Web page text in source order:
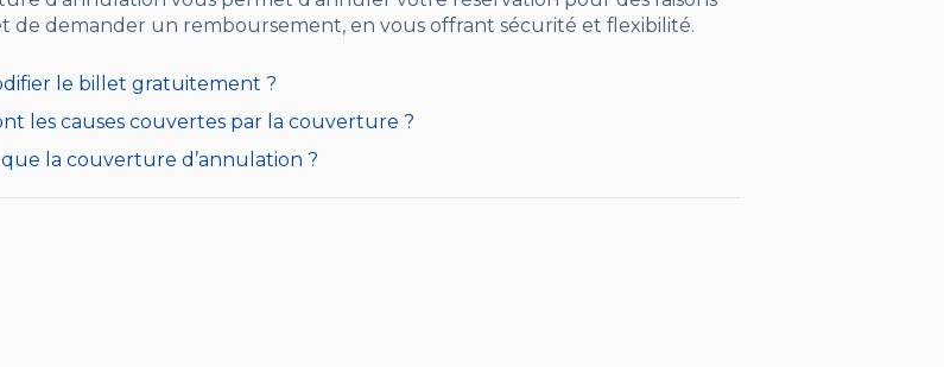
de demander un remboursement, en vous offrant sécurité et flexibilité.
le billet gratuitement ?
les causes couvertes par la couverture ?
que la couverture d’annulation ?